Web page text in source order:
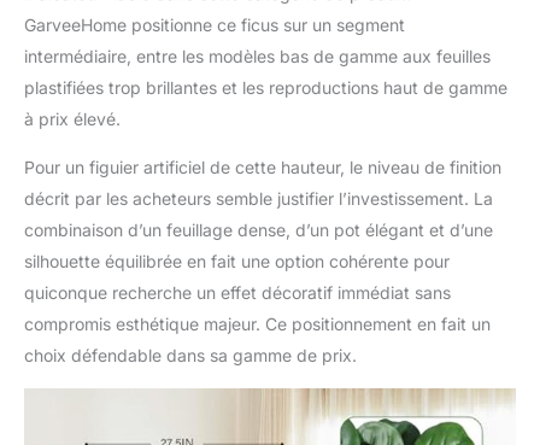
GarveeHome positionne ce ficus sur un segment
intermédiaire, entre les modèles bas de gamme aux feuilles
plastifiées trop brillantes et les reproductions haut de gamme
à prix élevé.
Pour un figuier artificiel de cette hauteur, le niveau de finition
décrit par les acheteurs semble justifier l’investissement. La
combinaison d’un feuillage dense, d’un pot élégant et d’une
silhouette équilibrée en fait une option cohérente pour
quiconque recherche un effet décoratif immédiat sans
compromis esthétique majeur. Ce positionnement en fait un
choix défendable dans sa gamme de prix.